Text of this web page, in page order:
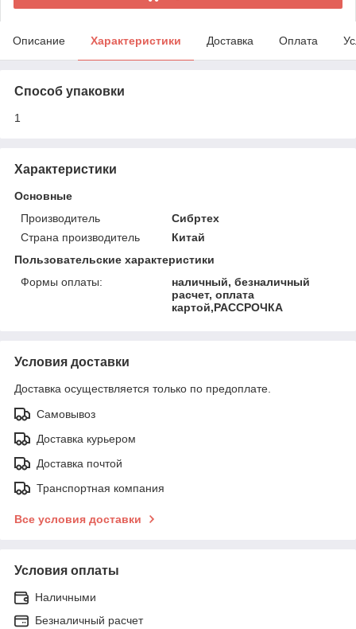
Описание Характеристики Доставка Оплата
Способ упаковки
1
Характеристики
Основные
Производитель
Сибртех
Страна производитель
Китай
Пользовательские характеристики
Формы оплаты:
наличный, безналичный
расчет, оплата
картой,РАССРОЧКА
Условия доставки
Доставка осуществляется только по предоплате.
Самовывоз
Доставка курьером
Доставка почтой
Транспортная компания
Все условия доставки
Условия оплаты
Наличными
Безналичный расчет